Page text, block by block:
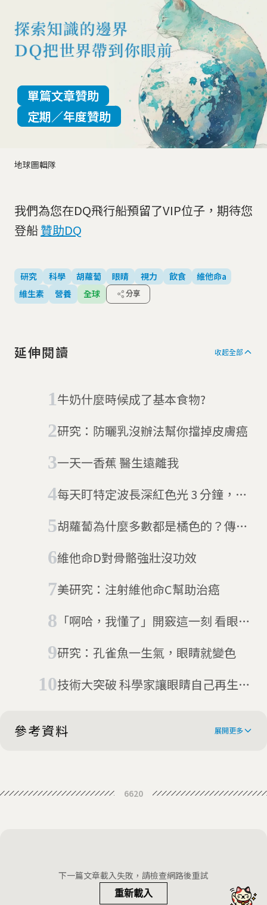
地球圖輯隊
單篇文章贊助
定期／年度贊助
我們為您在DQ飛行船預留了VIP位子，期待您
登船贊助DQ
研究 科學 胡蘿蔔 眼睛 視力 飲食
維他命a
維生素
營養 全球 分享
延伸閱讀 收起全部
牛奶什麼時候成了基本食物?
研究：防曬乳沒辦法幫你擋掉皮膚癌
一天一香蕉 醫生遠離我
每天盯特定波長深紅色光 3 分鐘，新
胡蘿蔔為什麼多數都是橘色的？傳說
維他命D對骨骼強壯沒功效
美研究：注射維他命C幫助治癌
「啊哈，我懂了」開竅這一刻 看眼睛
研究：孔雀魚一生氣，眼睛就變色
技術大突破 科學家讓眼睛自己再生治
參考資料 展開更多
This Headline
A WWII Propaganda Campaign
Popularized the Myth That Carrots
6620
下一篇文章載入失敗，請檢查網路後重試
重新載入